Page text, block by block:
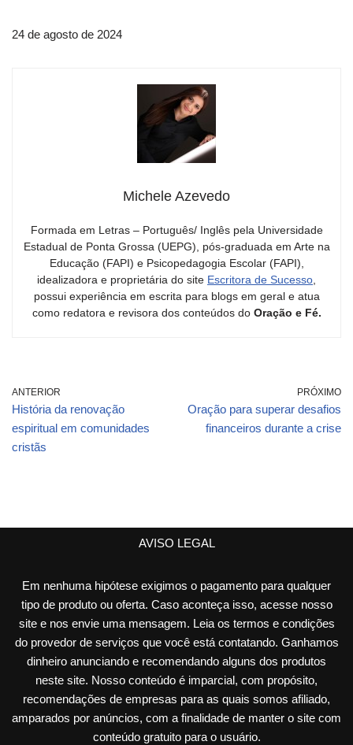
24 de agosto de 2024
Michele Azevedo
Formada em Letras – Português/ Inglês pela Universidade
Estadual de Ponta Grossa (UEPG), pós-graduada em Arte na
Educação (FAPI) e Psicopedagogia Escolar (FAPI),
idealizadora e proprietária do site Escritora de Sucesso,
possui experiência em escrita para blogs em geral e atua
como redatora e revisora dos conteúdos do Oração e Fé.
ANTERIOR
História da renovação
espiritual em comunidades
cristãs
PRÓXIMO
Oração para superar desafios
financeiros durante a crise
AVISO LEGAL
Em nenhuma hipótese exigimos o pagamento para qualquer
tipo de produto ou oferta. Caso aconteça isso, acesse nosso
site e nos envie uma mensagem. Leia os termos e condições
do provedor de serviços que você está contatando. Ganhamos
dinheiro anunciando e recomendando alguns dos produtos
neste site. Nosso conteúdo é imparcial, com propósito,
recomendações de empresas para as quais somos afiliado,
amparados por anúncios, com a finalidade de manter o site com
conteúdo gratuito para o usuário.